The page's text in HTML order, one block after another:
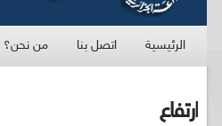
الرئيسية اتصل بنا من نحن؟
ارتفاع